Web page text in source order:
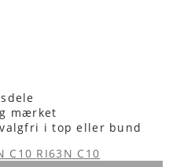
mærket
i top eller bund
RI63N C10